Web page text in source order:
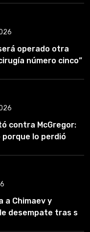
operado otra
número cinco”
contra McGregor:
porque lo perdió
a Chimaev y
desempate tras su